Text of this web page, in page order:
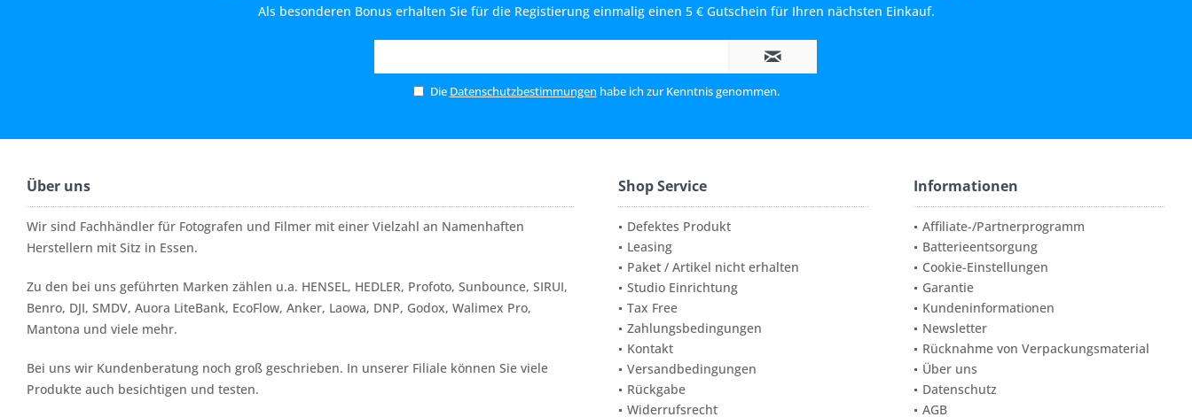
Als besonderen Bonus erhalten Sie für die Registierung einmalig einen 5 € Gutschein für Ihren nächsten Einkauf.
Die Datenschutzbestimmungen habe ich zur Kenntnis genommen.
Über uns
Wir sind Fachhändler für Fotografen und Filmer mit einer Vielzahl an Namenhaften
Herstellern mit Sitz in Essen.
Zu den bei uns geführten Marken zählen u.a. HENSEL, HEDLER, Profoto, Sunbounce, SIRUI,
Benro, DJI, SMDV, Auora LiteBank, EcoFlow, Anker, Laowa, DNP, Godox, Walimex Pro,
Mantona und viele mehr.
Bei uns wir Kundenberatung noch groß geschrieben. In unserer Filiale können Sie viele
Produkte auch besichtigen und testen.
Shop Service
Defektes Produkt
Leasing
Paket / Artikel nicht erhalten
Studio Einrichtung
Tax Free
Zahlungsbedingungen
Kontakt
Versandbedingungen
Rückgabe
Widerrufsrecht
Informationen
Affiliate-/Partnerprogramm
Batterieentsorgung
Cookie-Einstellungen
Garantie
Kundeninformationen
Newsletter
Rücknahme von Verpackungsmaterial
Über uns
Datenschutz
AGB